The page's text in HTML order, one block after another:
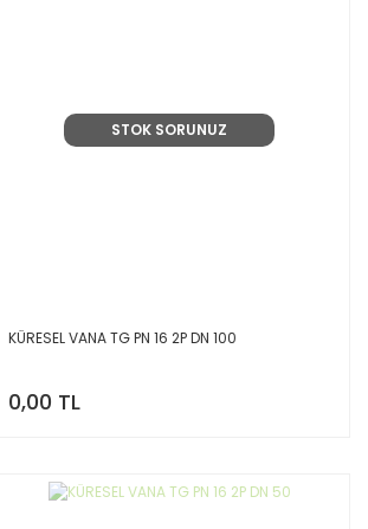
STOK SORUNUZ
KÜRESEL VANA TG PN 16 2P DN 100
0,00 TL